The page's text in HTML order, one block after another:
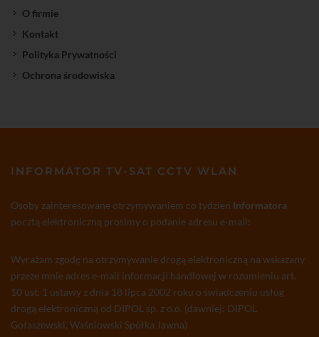
O firmie
Kontakt
Polityka Prywatności
Ochrona środowiska
INFORMATOR TV-SAT CCTV WLAN
Osoby zainteresowane otrzymywaniem co tydzień Informatora
pocztą elektroniczną prosimy o podanie adresu e-mail:
Wyrażam zgodę na otrzymywanie drogą elektroniczną na wskazany
przeze mnie adres e-mail informacji handlowej w rozumieniu art.
10 ust. 1 ustawy z dnia 18 lipca 2002 roku o świadczeniu usług
drogą elektroniczną od DIPOL sp. z o.o. (dawniej: DIPOL
Gołaszewski, Waśniowski Spółka Jawna)